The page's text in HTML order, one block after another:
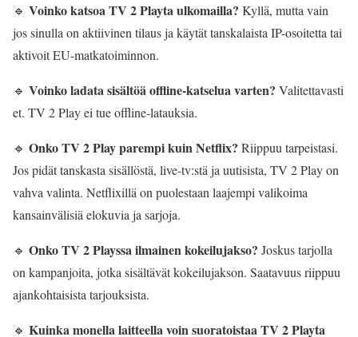
🔹 Voinko katsoa TV 2 Playta ulkomailla? Kyllä, mutta vain
jos sinulla on aktiivinen tilaus ja käytät tanskalaista IP-osoitetta tai
aktivoit EU-matkatoiminnon.
🔹 Voinko ladata sisältöä offline-katselua varten? Valitettavasti
et. TV 2 Play ei tue offline-latauksia.
🔹 Onko TV 2 Play parempi kuin Netflix? Riippuu tarpeistasi.
Jos pidät tanskasta sisällöstä, live-tv:stä ja uutisista, TV 2 Play on
vahva valinta. Netflixillä on puolestaan laajempi valikoima
kansainvälisiä elokuvia ja sarjoja.
🔹 Onko TV 2 Playssa ilmainen kokeilujakso? Joskus tarjolla
on kampanjoita, jotka sisältävät kokeilujakson. Saatavuus riippuu
ajankohtaisista tarjouksista.
🔹 Kuinka monella laitteella voin suoratoistaa TV 2 Playta